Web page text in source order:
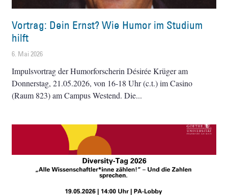
Vortrag: Dein Ernst? Wie Humor im Studium
hilft
6. Mai 2026
Impulsvortrag der Humorforscherin Désirée Krüger am
Donnerstag, 21.05.2026, von 16-18 Uhr (c.t.) im Casino
(Raum 823) am Campus Westend. Die